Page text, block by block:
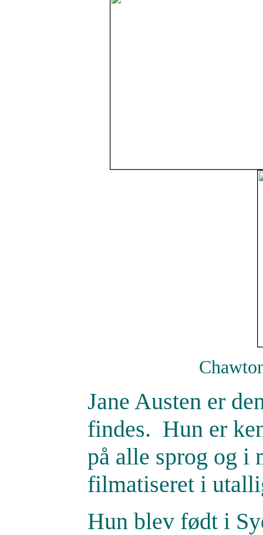
Jane Austen er
findes. Hun er
på alle sprog og i
filmatiseret i
Hun blev født i